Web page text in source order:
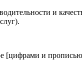
и
[цифрами и